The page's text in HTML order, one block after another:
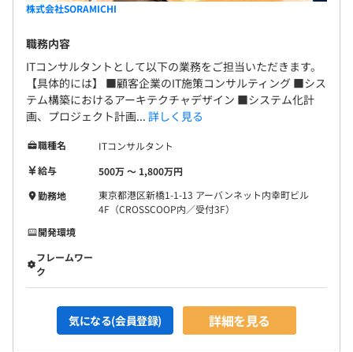
株式会社SORAMICHI
職務内容
ITコンサルタントとして以下の業務をご担当いただきます。
【具体的には】 ■顧客企業のIT施策コンサルティング ■シス
テム構築におけるアーキテクチャデザイン ■システム化計
画、プロジェクト計画... 詳しく見る
職種名
ITコンサルタント
給与
500万 〜 1,800万円
勤務地
東京都港区新橋1-1-13 アーバンネット内幸町ビル
4F（CROSSCOOP内／受付3F）
開発環境
フレームワー
ク
気になる(会員登録) 詳細を見る